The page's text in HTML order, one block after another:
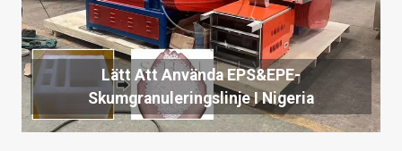
Lätt Att Använda EPS&EPE-
Skumgranuleringslinje I Nigeria